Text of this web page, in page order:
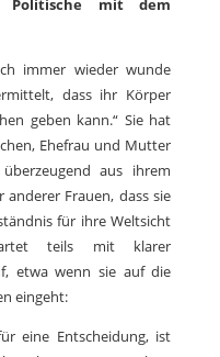
Politische mit dem
immer wieder wunde
dass ihr Körper
geben kann.“ Sie hat
Ehefrau und Mutter
aus ihrem
Frauen, dass sie
für ihre Weltsicht
teils mit klarer
etwa wenn sie auf die
eingeht:
eine Entscheidung, ist